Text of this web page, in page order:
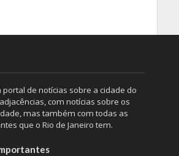
portal de notícias sobre a cidade do
com notícias sobre os
mas também com todas as
que o Rio de Janeiro tem.